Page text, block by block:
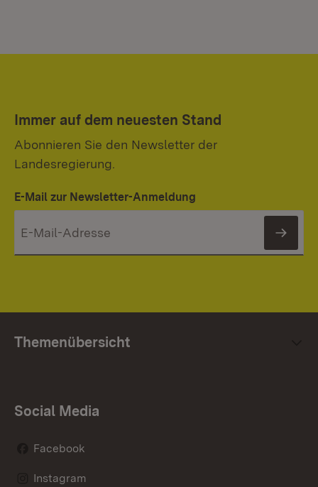
Immer auf dem neuesten Stand
Abonnieren Sie den Newsletter der
Landesregierung.
E-Mail zur Newsletter-Anmeldung
Themenübersicht
Social Media
Facebook
Instagram